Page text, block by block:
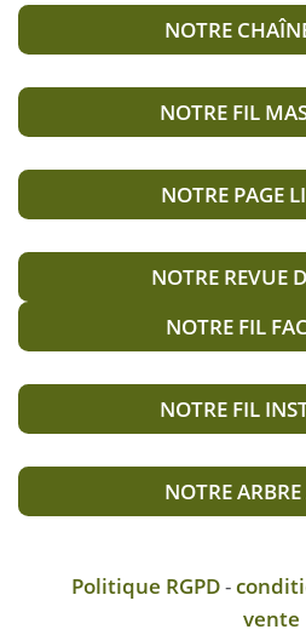
NOTRE
NOTRE FIL
NOTRE PAGE
NOTRE REVUE
NOTRE FIL
NOTRE FIL
NOTRE
Politique RGPD-
vente